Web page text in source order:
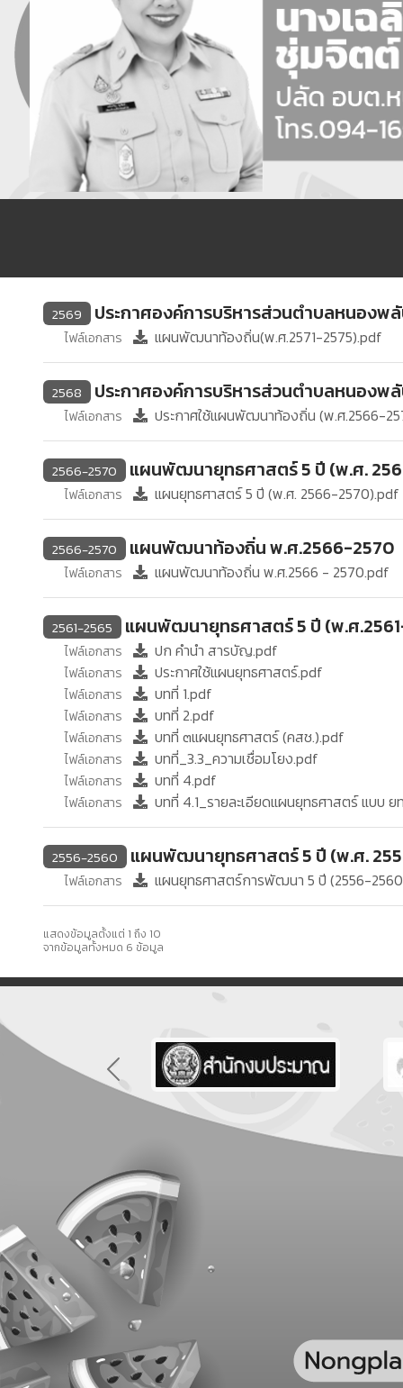
2569 ประกาศองค์การบริหารส่วนตำบลหนองพ
ไฟล์เอกสาร แผนพัฒนาท้องถิ่น(พ.ศ.2571-2575).pdf
2568 ประกาศองค์การบริหารส่วนตำบลหนอง
ไฟล์เอกสาร ประกาศใช้แผนพัฒนาท้องถิ่น (พ.ศ.2566-
2566-2570 แผนพัฒนายุทธศาสตร์ 5 ปี (พ.ศ.
ไฟล์เอกสาร แผนยุทธศาสตร์ 5 ปี (พ.ศ. 2566-2570).pdf
2566-2570 แผนพัฒนาท้องถิ่น พ.ศ.2566-2570
ไฟล์เอกสาร แผนพัฒนาท้องถิ่น พ.ศ.2566 - 2570.pdf
2561-2565 แผนพัฒนายุทธศาสตร์ 5 ปี (พ.ศ
ไฟล์เอกสาร ปก คำนำ สารบัญ.pdf
ไฟล์เอกสาร ประกาศใช้แผนยุทธศาสตร์.pdf
ไฟล์เอกสาร บทที่ 1.pdf
ไฟล์เอกสาร บทที่ 2.pdf
ไฟล์เอกสาร บทที่ ๓แผนยุทธศาสตร์ (คสช.).pdf
ไฟล์เอกสาร บทที่_3.3_ความเชื่อมโยง.pdf
ไฟล์เอกสาร บทที่ 4.pdf
ไฟล์เอกสาร บทที่ 4.1_รายละเอียดแผนยุทธศาสตร์ แบบ
2556-2560 แผนพัฒนายุทธศาสตร์ 5 ปี (พ.ศ.
ไฟล์เอกสาร แผนยุทธศาสตร์การพัฒนา 5 ปี (2556-
แสดงข้อมูลตั้งแต่ 1 ถึง 10
จากข้อมูลทั้งหมด 6 ข้อมูล
Previous